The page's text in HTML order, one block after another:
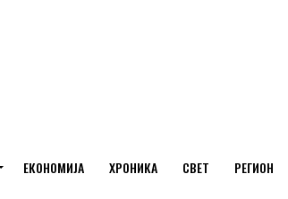
ЕКОНОМИЈА ХРОНИКА СВЕТ РЕГИОН